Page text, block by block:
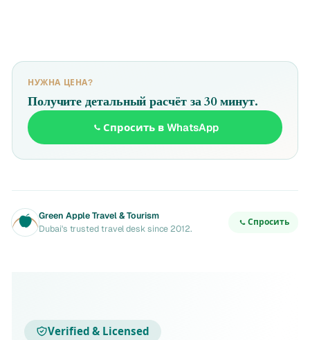
НУЖНА ЦЕНА?
Получите детальный расчёт за 30 минут.
Спросить в WhatsApp
Green Apple Travel & Tourism
Dubai's trusted travel desk since 2012.
Спросить
Verified & Licensed